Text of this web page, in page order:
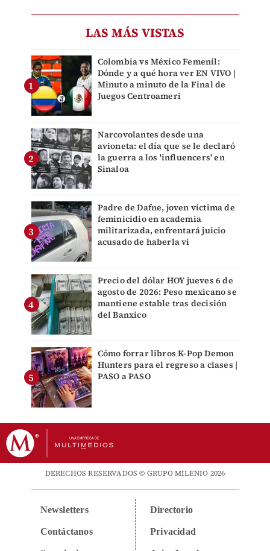
LAS MÁS VISTAS
Colombia vs México Femenil:
Dónde y a qué hora ver EN VIVO |
Minuto a minuto de la Final de
Juegos Centroameri
Narcovolantes desde una
avioneta: el día que se le declaró
la guerra a los 'influencers' en
Sinaloa
Padre de Dafne, joven víctima de
feminicidio en academia
militarizada, enfrentará juicio
acusado de haberla vi
Precio del dólar HOY jueves 6 de
agosto de 2026: Peso mexicano se
mantiene estable tras decisión
del Banxico
Cómo forrar libros K-Pop Demon
Hunters para el regreso a clases |
PASO a PASO
DERECHOS RESERVADOS © GRUPO MILENIO 2026
Newsletters
Contáctanos
Directorio
Privacidad